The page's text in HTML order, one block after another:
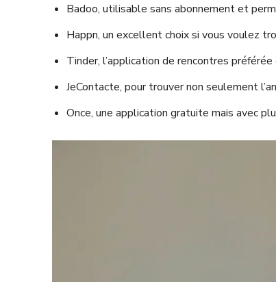
Badoo, utilisable sans abonnement et
Happn, un excellent choix si vous voulez
Tinder, l’application de rencontres préférée
JeContacte, pour trouver non seulement
Once, une application gratuite mais avec